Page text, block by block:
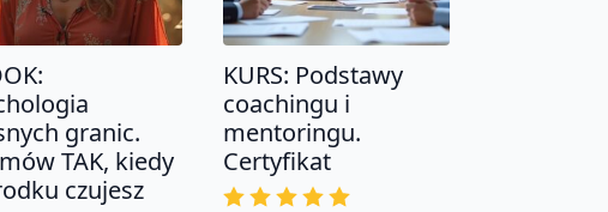
granic.
TAK, kiedy
czujesz
KURS: Podstawy
coachingu i
mentoringu.
Certyfikat